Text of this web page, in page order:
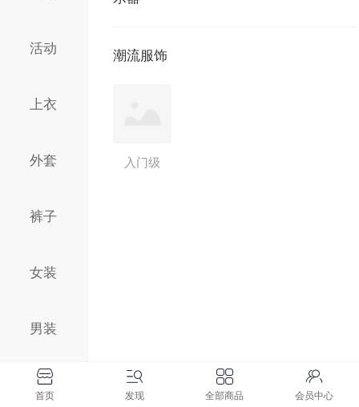
活动
上衣
外套
裤子
女装
男装
亚麻布
潮流服饰
入门级
首页 发现 全部商品 会员中心